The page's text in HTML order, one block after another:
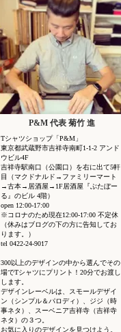
P&M 代表 菊竹 進
Tシャツショップ「P&M」
東京都武蔵野市吉祥寺南町1-1-2 アンド
ウビル4F
吉祥寺駅南口（公園口）を右に出て5軒
目（マクドナルド→ファミリーマート
→古本→居酒屋→1F居酒屋『ぶたぼー
る』のビル 4階）
open 12:00-17:00
※コロナのため現在12:00-17:00 不定休
（休みはブログの下の方に告知してお
ります。）
tel 0422-24-9017
300以上のデザインの中から選んでその
場でTシャツにプリント！20分でお渡し
します。
デザインレーベルは、スモールデザイ
ン（シンプル＆パロディ）、ジジ（時
事ネタ）、スーベニア吉祥寺（吉祥寺
ネタ）の３つ。
お気に入りのデザインを見つけよう。